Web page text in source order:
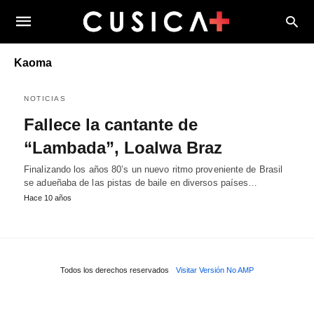
Kaoma
NOTICIAS
Fallece la cantante de
“Lambada”, Loalwa Braz
Finalizando los años 80’s un nuevo ritmo proveniente de Brasil
se adueñaba de las pistas de baile en diversos países…
Hace 10 años
Todos los derechos reservados Visitar Versión No AMP